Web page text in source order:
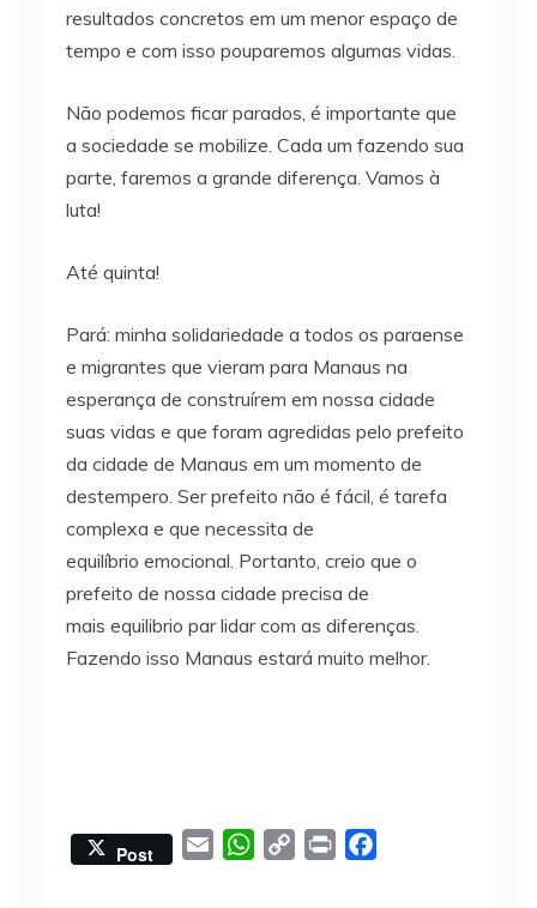
resultados concretos em um menor espaço de
tempo e com isso pouparemos algumas vidas.
Não podemos ficar parados, é importante que
a sociedade se mobilize. Cada um fazendo sua
parte, faremos a grande diferença. Vamos à
luta!
Até quinta!
Pará: minha solidariedade a todos os paraense
e migrantes que vieram para Manaus na
esperança de construírem em nossa cidade
suas vidas e que foram agredidas pelo prefeito
da cidade de Manaus em um momento de
destempero. Ser prefeito não é fácil, é tarefa
complexa e que necessita de
equilíbrio emocional. Portanto, creio que o
prefeito de nossa cidade precisa de
mais equilibrio par lidar com as diferenças.
Fazendo isso Manaus estará muito melhor.
Post
W